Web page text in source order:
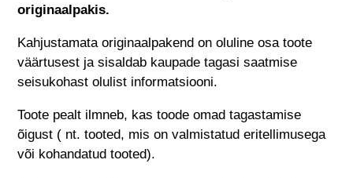
originaalpakis.
Kahjustamata originaalpakend on oluline osa toote
väärtusest ja sisaldab kaupade tagasi saatmise
seisukohast olulist informatsiooni.
Toote pealt ilmneb, kas toode omad tagastamise
õigust ( nt. tooted, mis on valmistatud eritellimusega
või kohandatud tooted).